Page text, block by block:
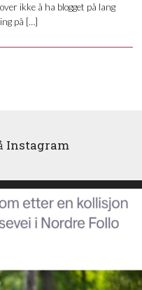
ikke å ha blogget på lang
på […]
Instagram